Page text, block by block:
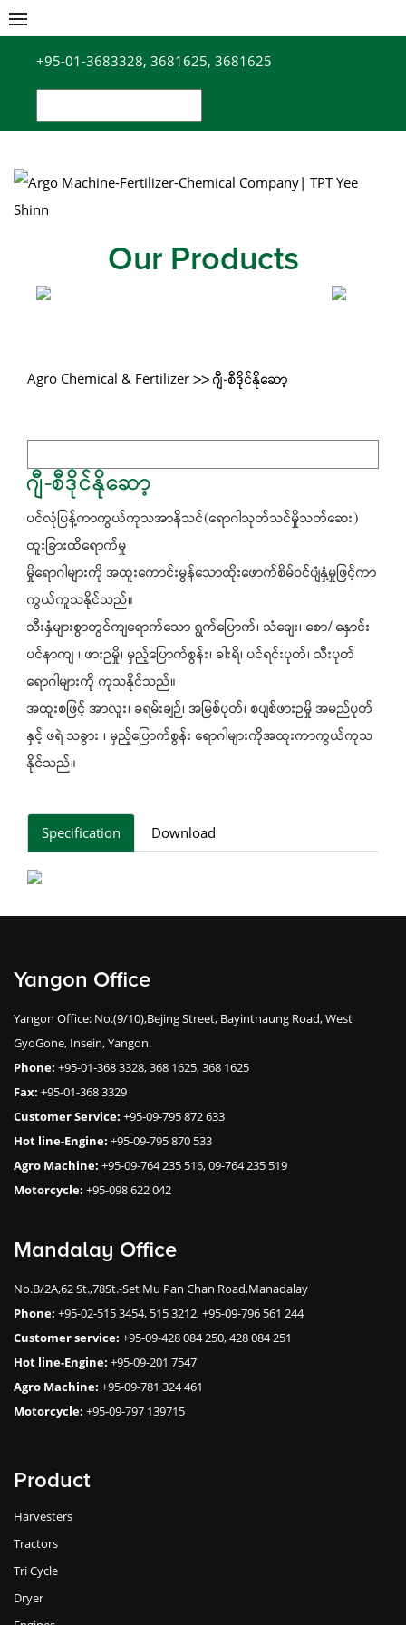
Skip
to
content+95-01-3683328, 3681625, 3681625
for:
Our Products
Agro Chemical & Fertilizer >> ဂျီ-စီဒိုင်နိုဆော့
ဂျီ-စီဒိုင်နိုဆော့
ပင်လုံပြန့်ကာကွယ်ကုသအာနိသင်(ရောဂါသုတ်သင်မှိုသတ်ဆေး)
ထူးခြားထိရောက်မှု
မှိုရောဂါများကို အထူးကောင်းမွန်သောထိုးဖောက်စိမ်ဝင်ပျံနှံ့မှုဖြင့်ကာ
ကွယ်ကူသနိုင်သည်။
သီးနှံများစွာတွင်ကျရောက်သော ရွက်ပြောက်၊ သံချေး၊ စော/ နှောင်း
ပင်နာကျ ၊ ဖားဥမှို၊ မှည့်ပြောက်စွန်း၊ ခါးရိ၊ ပင်ရင်းပုတ်၊ သီးပုတ်
ရောဂါများကို ကုသနိုင်သည်။
အထူးစဖြင့် အာလူး၊ ခရမ်းချဉ်၊ အမြစ်ပုတ်၊ စပျစ်ဖားဥမှို အမည်ပုတ်
နှင့် ဖရဲ သခွား ၊ မှည့်ပြောက်စွန်း ရောဂါများကိုအထူးကာကွယ်ကုသ
နိုင်သည်။
Specification Download
Yangon Office
Yangon Office: No.(9/10),Bejing Street, Bayintnaung Road, West
GyoGone, Insein, Yangon.
Phone: +95-01-368 3328, 368 1625, 368 1625
Fax: +95-01-368 3329
Customer Service: +95-09-795 872 633
Hot line-Engine: +95-09-795 870 533
Agro Machine: +95-09-764 235 516, 09-764 235 519
Motorcycle: +95-098 622 042
Mandalay Office
No.B/2A,62 St.,78St.-Set Mu Pan Chan Road,Manadalay
Phone: +95-02-515 3454, 515 3212, +95-09-796 561 244
Customer service: +95-09-428 084 250, 428 084 251
Hot line-Engine: +95-09-201 7547
Agro Machine: +95-09-781 324 461
Motorcycle: +95-09-797 139715
Product
Harvesters
Tractors
Tri Cycle
Dryer